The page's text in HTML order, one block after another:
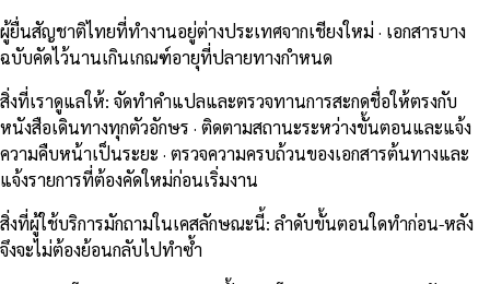
ผู้ยื่นสัญชาติไทยที่ทำงานอยู่ต่างประเทศจากเชียงใหม่ · เอกสารบาง
ฉบับคัดไว้นานเกินเกณฑ์อายุที่ปลายทางกำหนด
สิ่งที่เราดูแลให้: จัดทำคำแปลและตรวจทานการสะกดชื่อให้ตรงกับ
หนังสือเดินทางทุกตัวอักษร · ติดตามสถานะระหว่างขั้นตอนและแจ้ง
ความคืบหน้าเป็นระยะ · ตรวจความครบถ้วนของเอกสารต้นทางและ
แจ้งรายการที่ต้องคัดใหม่ก่อนเริ่มงาน
สิ่งที่ผู้ใช้บริการมักถามในเคสลักษณะนี้: ลำดับขั้นตอนใดทำก่อน-หลัง
จึงจะไม่ต้องย้อนกลับไปทำซ้ำ